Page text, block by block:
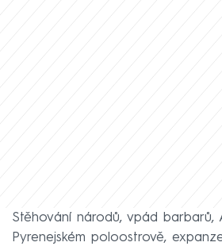
Stěhování národů, vpád barbarů,
Pyrenejském poloostrově,